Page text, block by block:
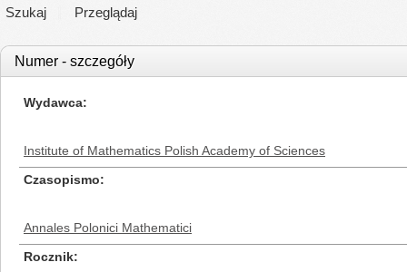
Szukaj Przeglądaj
Numer - szczegóły
Wydawca
Institute of Mathematics Polish Academy of Sciences
Czasopismo
Annales Polonici Mathematici
Rocznik